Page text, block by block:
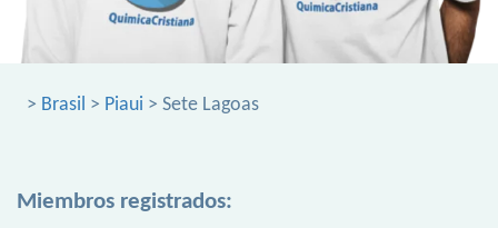
> Brasil > Piaui > Sete Lagoas
Miembros registrados: